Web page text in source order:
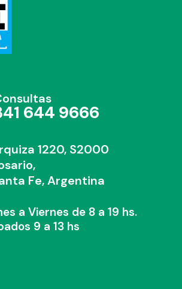
644 9666
1220, S2000
Fe, Argentina
a Viernes de 8 a 19 hs.
9 a 13 hs